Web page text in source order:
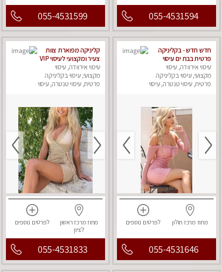
055-4531594
055-4531599
חדש חדש - בקליניקה
פרטית בבת ים עיסוי
לחידוש אנרגיות עיסוי
מקצועי מומלץ מאוד
ללא מין !!
עיסוי אירוודה, עיסוי
מקצועי, עיסוי בקליניקה
פרטית, עיסוי טנטרה, עיסוי
מחוז מרכז חולון לפרטים נוספים
055-4531646
קליניקה מפוארת צוות
צעיר ומקצועי לעיסוי VIP
באווירה חמה ונעימה
מומלץ ביותר! חוויה
מפנקת מאוד ... ללא מין
עיסוי אירוודה, עיסוי
מקצועי, עיסוי בקליניקה
פרטית, עיסוי טנטרה, עיסוי
מחוז מרכזראשון
לציון
לפרטים נוספים
055-4531833